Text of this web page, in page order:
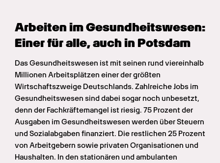
Arbeiten im Gesundheits­wesen:
Einer für alle, auch in Potsdam
Das Gesundheitswesen ist mit seinen rund viereinhalb
Millionen Arbeitsplätzen einer der größten
Wirtschaftszweige Deutschlands. Zahlreiche Jobs im
Gesundheitswesen sind dabei sogar noch unbesetzt,
denn der Fachkräftemangel ist riesig. 75 Prozent der
Ausgaben im Gesundheitswesen werden über Steuern
und Sozialabgaben finanziert. Die restlichen 25 Prozent
von Arbeitgebern sowie privaten Organisationen und
Haushalten. In den stationären und ambulanten